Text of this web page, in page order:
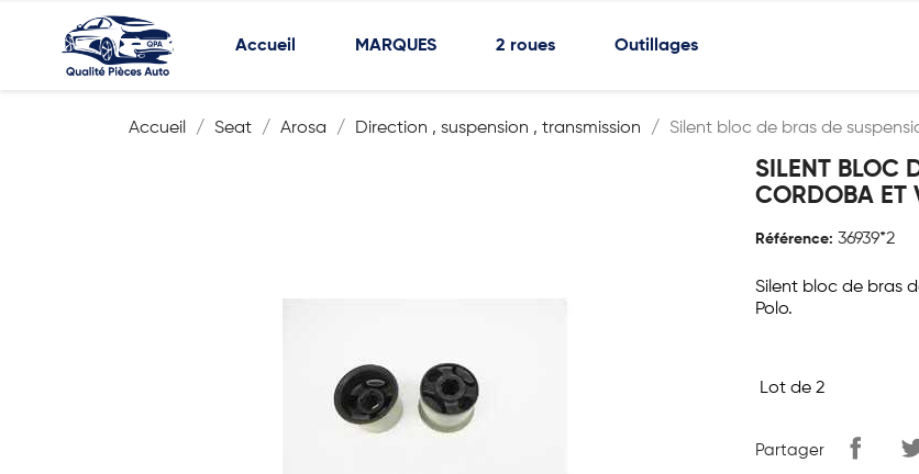
Accueil MARQUES 2 roues Outillages
Accueil Seat Arosa Direction , suspension , transmission Silent bloc de bras de
SILENT BLOC
CORDOBA ET
Référence: 36939*2
Silent bloc de bras
Polo.
Lot de 2
Partager